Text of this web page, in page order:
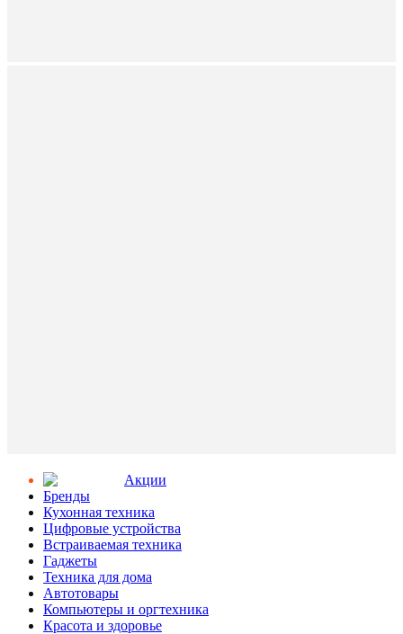
Aкции
Бренды
Кухонная техника
Цифровые устройства
Встраиваемая техника
Гаджеты
Техника для дома
Автотовары
Компьютеры и оргтехника
Красота и здоровье